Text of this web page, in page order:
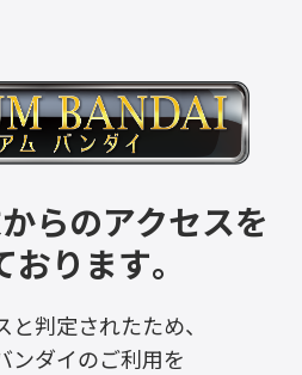
らのアクセスを
ります。
判定されたため、
ンダイのご利用を